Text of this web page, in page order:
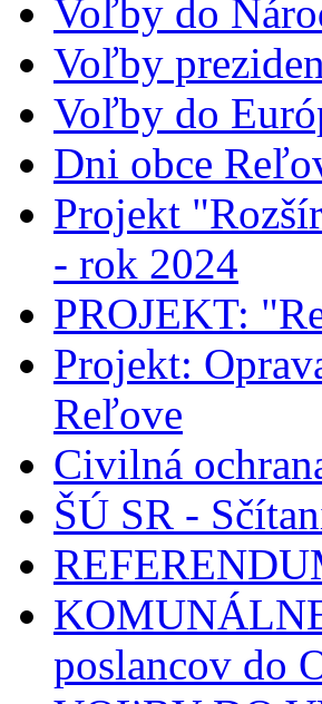
Voľby do
Voľby
Voľby do
Dni obce
Projekt
- rok 2024
PROJEKT:
Projekt:
Reľove
Civilná
ŠÚ SR -
poslancov do